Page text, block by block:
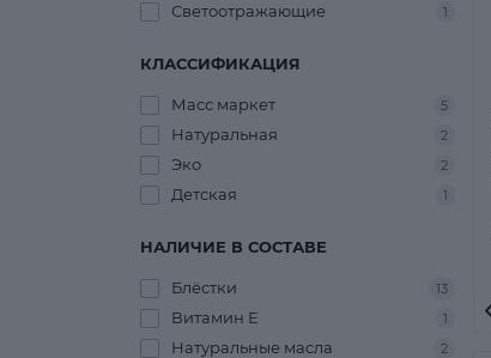
Светоотражающие 1
КЛАССИФИКАЦИЯ
Масс маркет 5
Натуральная 2
Эко 2
Детская 1
НАЛИЧИЕ В СОСТАВЕ
Блёстки 13
Витамин Е 1
Натуральные масла 2